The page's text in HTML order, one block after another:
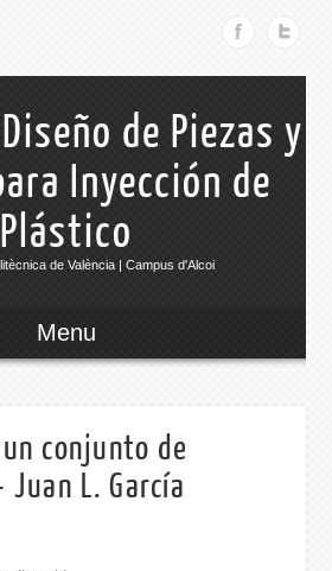
de Piezas y
Inyección de
Plástico
de València | Campus d'Alcoi
Menu
conjunto de
Juan L. García